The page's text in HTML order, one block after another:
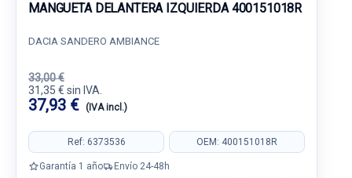
MANGUETA DELANTERA IZQUIERDA 400151018R
DACIA SANDERO AMBIANCE
33,00 €
31,35 € sin IVA.
37,93 € (IVA incl.)
Ref: 6373536 OEM: 400151018R
Garantía 1 año Envío 24-48h